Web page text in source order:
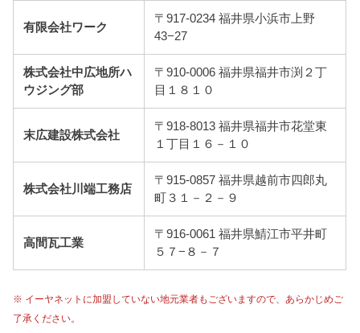
有限会社ワーク
〒917-0234 福井県小浜市上野
43−27
株式会社中広地所ハ
ウジング部
〒910-0006 福井県福井市渕２丁
目１８１０
末広建設株式会社
〒918-8013 福井県福井市花堂東
１丁目１６－１０
株式会社川端工務店
〒915-0857 福井県越前市四郎丸
町３１－２－９
高間瓦工業
〒916-0061 福井県鯖江市平井町
５７−８－７
※ イーヤネットに加盟していない地元業者もございますので、あらかじめご
了承ください。